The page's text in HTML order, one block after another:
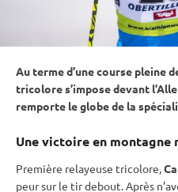
Au terme d’une course pleine
tricolore s’impose devant
remporte le globe de la
Une victoire en montagne
Première relayeuse tricolore,
peur sur le tirdebout. Après